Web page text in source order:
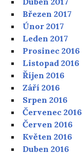
Březen 2017
Únor 2017
Leden 2017
Prosinec 2016
Listopad 2016
Říjen 2016
Září 2016
Srpen 2016
Červenec 2016
Červen 2016
Květen 2016
Duben 2016